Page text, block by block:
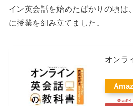
イン英会話を始めたばかりの頃は
に授業を組み立てました。
オンラ